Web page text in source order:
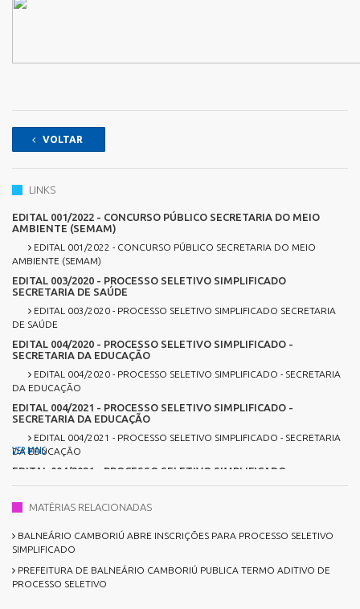
VOLTAR
LINKS
EDITAL 001/2022 - CONCURSO PÚBLICO SECRETARIA DO MEIO
AMBIENTE (SEMAM)
EDITAL 001/2022 - CONCURSO PÚBLICO SECRETARIA DO MEIO
AMBIENTE (SEMAM)
EDITAL 003/2020 - PROCESSO SELETIVO SIMPLIFICADO
SECRETARIA DE SAÚDE
EDITAL 003/2020 - PROCESSO SELETIVO SIMPLIFICADO SECRETARIA
DE SAÚDE
EDITAL 004/2020 - PROCESSO SELETIVO SIMPLIFICADO -
SECRETARIA DA EDUCAÇÃO
EDITAL 004/2020 - PROCESSO SELETIVO SIMPLIFICADO - SECRETARIA
DA EDUCAÇÃO
EDITAL 004/2021 - PROCESSO SELETIVO SIMPLIFICADO -
SECRETARIA DA EDUCAÇÃO
EDITAL 004/2021 - PROCESSO SELETIVO SIMPLIFICADO - SECRETARIA
DA EDUCAÇÃO
EDITAL 004/2021 - PROCESSO SELETIVO SIMPLIFICADO -
EDITAL 004/2021 - PROCESSO SELETIVO SIMPLIFICADO - SECRETARIA
DE SAÚDE
EDITAL 005/2021 - PROCESSO SELETIVO SIMPLIFICADO -
SECRETARIA DE ADMINISTRAÇÃO
VER MAIS
MATÉRIAS RELACIONADAS
BALNEÁRIO CAMBORIÚ ABRE INSCRIÇÕES PARA PROCESSO SELETIVO
SIMPLIFICADO
PREFEITURA DE BALNEÁRIO CAMBORIÚ PUBLICA TERMO ADITIVO DE
PROCESSO SELETIVO